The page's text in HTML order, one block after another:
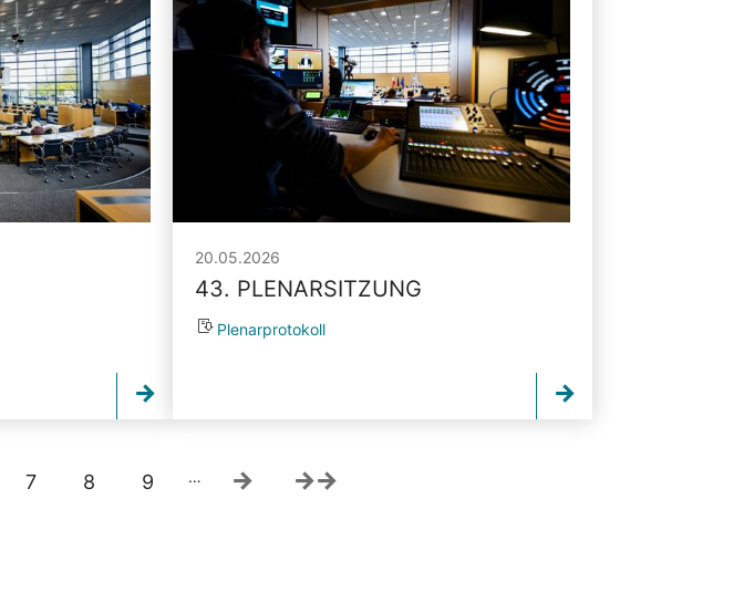
20.05.2026
43. PLENARSITZUNG
Plenarprotokoll
7 8 9 …